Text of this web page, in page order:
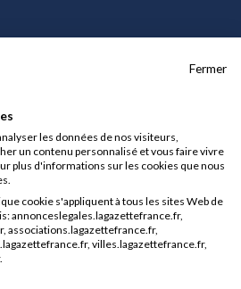
Fermer
les données de nos visiteurs,
un contenu personnalisé et vous faire vivre
plus d'informations sur les cookies que nous
cookie s'appliquent à tous les sites Web de
annonceslegales.lagazettefrance.fr,
associations.lagazettefrance.fr,
villes.lagazettefrance.fr,